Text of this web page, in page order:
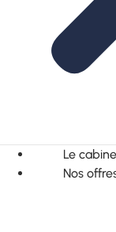
Le
Nos